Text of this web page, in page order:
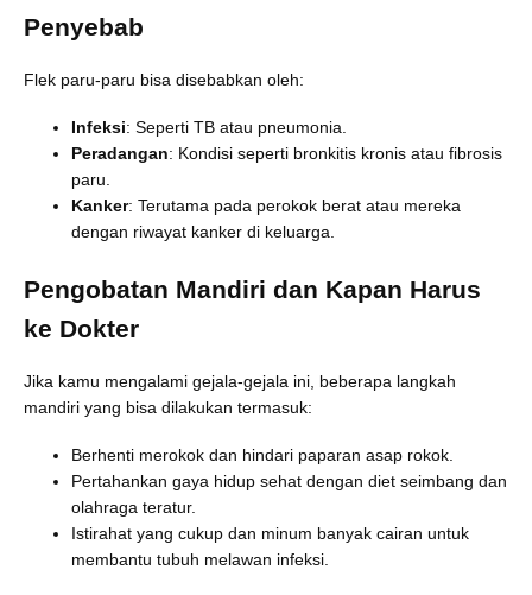
Penyebab
Flek paru-paru bisa disebabkan oleh:
Infeksi: Seperti TB atau pneumonia.
Peradangan: Kondisi seperti bronkitis kronis atau fibrosis
paru.
Kanker: Terutama pada perokok berat atau mereka
dengan riwayat kanker di keluarga.
Pengobatan Mandiri dan Kapan Harus
ke Dokter
Jika kamu mengalami gejala-gejala ini, beberapa langkah
mandiri yang bisa dilakukan termasuk:
Berhenti merokok dan hindari paparan asap rokok.
Pertahankan gaya hidup sehat dengan diet seimbang dan
olahraga teratur.
Istirahat yang cukup dan minum banyak cairan untuk
membantu tubuh melawan infeksi.